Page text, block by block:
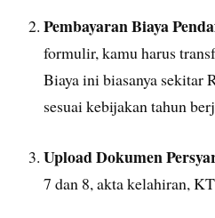
Pembayaran Biaya
formulir, kamu harus
Biaya ini biasanya sekitar
sesuai kebijakan tahun
Upload Dokumen
7 dan 8, akta kelahiran,